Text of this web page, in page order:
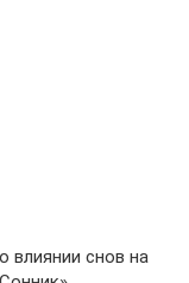
влиянии снов на